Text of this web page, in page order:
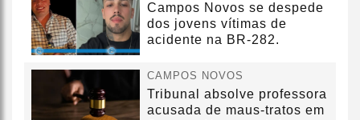
Campos Novos se despede
dos jovens vítimas de
acidente na BR-282.
CAMPOS NOVOS
Tribunal absolve professora
acusada de maus-tratos em